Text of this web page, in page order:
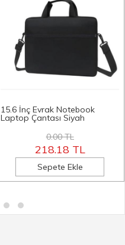
15.6 İnç Evrak Notebook
Laptop Çantası Siyah
0.00 TL
218.18 TL
Sepete Ekle